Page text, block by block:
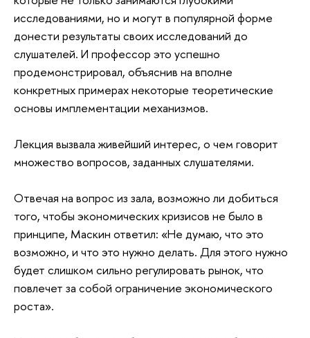
исследованиями, но и могут в популярной форме
донести результаты своих исследований до
слушателей. И профессор это успешно
продемонстрировал, объяснив на вполне
конкретных примерах некоторые теоретические
основы имплементации механизмов.
Лекция вызвала живейший интерес, о чем говорит
множество вопросов, заданных слушателями.
Отвечая на вопрос из зала, возможно ли добиться
того, чтобы экономических кризисов не было в
принципе, Маскин ответил: «Не думаю, что это
возможно, и что это нужно делать. Для этого нужно
будет слишком сильно регулировать рынок, что
повлечет за собой ограничение экономического
роста».